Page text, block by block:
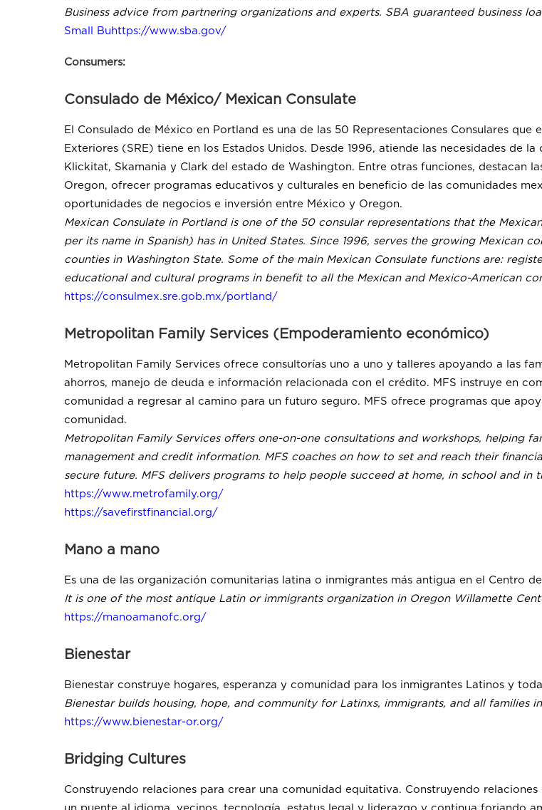
Business advice from partnering organizations and experts. SBA guaranteed business
Small
Bu https://www.sba.gov/
Consumers:
Consulado de México/ Mexican Consulate
El Consulado de México en Portland es una de las 50 Representaciones Consulares
Exteriores (SRE) tiene en los Estados Unidos. Desde 1996, atiende las necesidades de
Klickitat, Skamania y Clark del estado de Washington. Entre otras funciones, destacan
Oregon, ofrecer programas educativos y culturales en beneficio de las comunidades
oportunidades de negocios e inversión entre México y Oregon.
Mexican Consulate in Portland is one of the 50 consular representations that the
per its name in Spanish) has in United States. Since 1996, serves the growing Mexican
counties in Washington State. Some of the main Mexican Consulate functions are:
educational and cultural programs in benefit to all the Mexican and Mexico-American
https://consulmex.sre.gob.mx/portland/
Metropolitan Family Services (Empoderamiento económico)
Metropolitan Family Services ofrece consultorías uno a uno y talleres apoyando a las
ahorros, manejo de deuda e información relacionada con el crédito. MFS instruye en
comunidad a regresar al camino para un futuro seguro. MFS ofrece programas que
comunidad.
Metropolitan Family Services offers one-on-one consultations and workshops, helping
management and credit information. MFS coaches on how to set and reach their
secure future. MFS delivers programs to help people succeed at home, in school and in
https://www.metrofamily.org/
https://savefirstfinancial.org/
Mano a mano
Es una de las organización comunitarias latina o inmigrantes más antigua en el Centro
It is one of the most antique Latin or immigrants organization in Oregon Willamette
https://manoamanofc.org/
Bienestar
Bienestar construye hogares, esperanza y comunidad para los inmigrantes Latinos y
Bienestar builds housing, hope, and community for Latinxs, immigrants, and all families
https://www.bienestar-or.org/
Bridging Cultures
Construyendo relaciones para crear una comunidad equitativa. Construyendo